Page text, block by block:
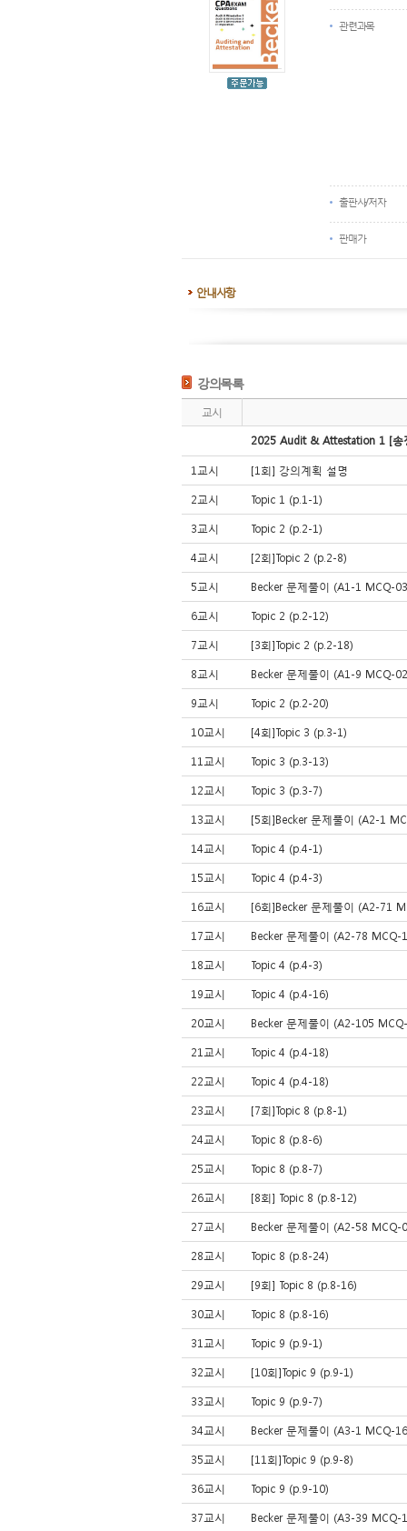
관련과목
출판사/저자
판매가
안내사항
강의목록
교시
2025 Audit & Attestation 1 [송
1교시 [1회] 강의계획 설명
2교시 Topic 1 (p.1-1)
3교시 Topic 2 (p.2-1)
4교시 [2회]Topic 2 (p.2-8)
5교시 Becker 문제풀이 (A1-1 MCQ-
6교시 Topic 2 (p.2-12)
7교시 [3회]Topic 2 (p.2-18)
8교시 Becker 문제풀이 (A1-9 MCQ-
9교시 Topic 2 (p.2-20)
10교시 [4회]Topic 3 (p.3-1)
11교시 Topic 3 (p.3-13)
12교시 Topic 3 (p.3-7)
13교시 [5회]Becker 문제풀이 (A2-1
14교시 Topic 4 (p.4-1)
15교시 Topic 4 (p.4-3)
16교시 [6회]Becker 문제풀이 (A2-71
17교시 Becker 문제풀이 (A2-78
18교시 Topic 4 (p.4-3)
19교시 Topic 4 (p.4-16)
20교시 Becker 문제풀이 (A2-105
21교시 Topic 4 (p.4-18)
22교시 Topic 4 (p.4-18)
23교시 [7회]Topic 8 (p.8-1)
24교시 Topic 8 (p.8-6)
25교시 Topic 8 (p.8-7)
26교시 [8회] Topic 8 (p.8-12)
27교시 Becker 문제풀이 (A2-58
28교시 Topic 8 (p.8-24)
29교시 [9회] Topic 8 (p.8-16)
30교시 Topic 8 (p.8-16)
31교시 Topic 9 (p.9-1)
32교시 [10회]Topic 9 (p.9-1)
33교시 Topic 9 (p.9-7)
34교시 Becker 문제풀이 (A3-1 MCQ-
35교시 [11회]Topic 9 (p.9-8)
36교시 Topic 9 (p.9-10)
37교시 Becker 문제풀이 (A3-39